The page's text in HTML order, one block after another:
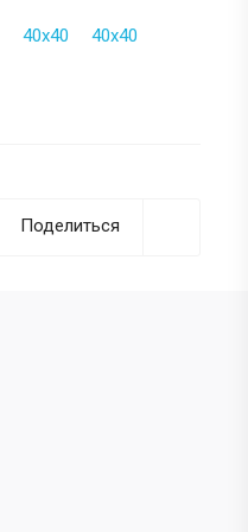
40х40
40х40
Поделиться